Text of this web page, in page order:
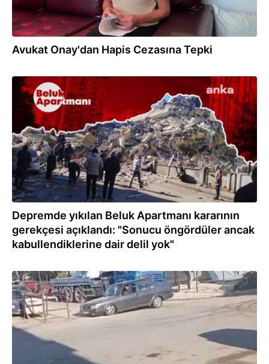
Avukat Onay'dan Hapis Cezasına Tepki
02.08.2026
Depremde yıkılan Beluk Apartmanı kararının
gerekçesi açıklandı: "Sonucu öngördüler ancak
kabullendiklerine dair delil yok"
02.08.2026